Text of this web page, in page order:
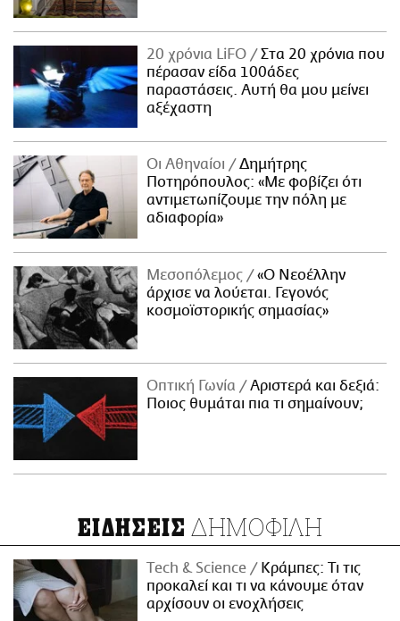
20 χρόνια LiFO
Στα 20 χρόνια που
πέρασαν είδα 100άδες
παραστάσεις. Αυτή θα μου μείνει
αξέχαστη
Οι Αθηναίοι
Δημήτρης
Ποτηρόπουλος: «Με φοβίζει ότι
αντιμετωπίζουμε την πόλη με
αδιαφορία»
Μεσοπόλεμος
«Ο Νεοέλλην
άρχισε να λούεται. Γεγονός
κοσμοϊστορικής σημασίας»
Οπτική Γωνία
Αριστερά και δεξιά:
Ποιος θυμάται πια τι σημαίνουν;
ΕΙΔΗΣΕΙΣ ΔΗΜΟΦΙΛΗ
Τech & Science
Κράμπες: Τι τις
προκαλεί και τι να κάνουμε όταν
αρχίσουν οι ενοχλήσεις